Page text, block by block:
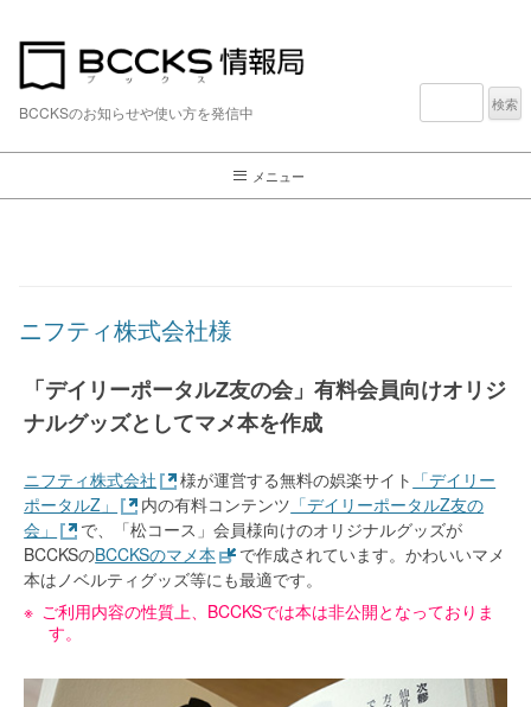
BCCKSのお知らせや使い方を発信中
検
メニュー
ニフティ株式会社様
「デイリーポータルZ友の会」有料会員向けオリジ
ナルグッズとしてマメ本を作成
ニフティ株式会社 様が運営する無料の娯楽サイト 「デイリー
ポータルZ」
内の有料コンテンツ 「デイリーポータルZ友の
会」
で、「松コース」会員様向けのオリジナルグッズが
BCCKSのBCCKSのマメ本
で作成されています。かわいいマメ
本はノベルティグッズ等にも最適です。
ご利用内容の性質上、BCCKSでは本は非公開となっておりま
す。